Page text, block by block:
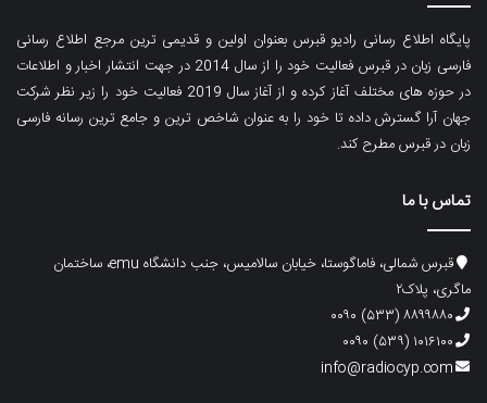
پایگاه اطلاع رسانی رادیو قبرس بعنوان اولین و قدیمی ترین مرجع اطلاع رسانی
فارسی زبان در قبرس فعالیت خود را از سال 2014 در جهت انتشار اخبار و اطلاعات
در حوزه های مختلف آغاز کرده و از آغاز سال 2019 فعالیت خود را زیر نظر شرکت
جهان آرا گسترش داده تا خود را به عنوان شاخص ترین و جامع ترین رسانه فارسی
زبان در قبرس مطرح کند.
تماس با ما
قبرس شمالی، فاماگوستا، خیابان سالامیس، جنب دانشگاه emu، ساختمان
ماگری، پلاک۲
۸۸۹۹۸۸۰ (۵۳۳) ۰۰۹۰
۱۰۱۶۱۰۰ (۵۳۹) ۰۰۹۰
info@radiocyp.com